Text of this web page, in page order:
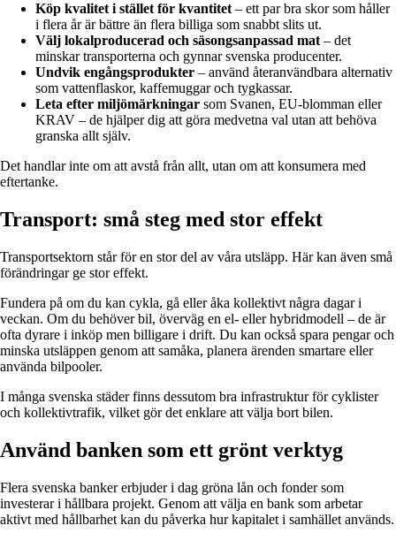
Köp kvalitet i stället för kvantitet – ett par bra skor som håller
i flera år är bättre än flera billiga som snabbt slits ut.
Välj lokalproducerad och säsongsanpassad mat – det
minskar transporterna och gynnar svenska producenter.
Undvik engångsprodukter – använd återanvändbara alternativ
som vattenflaskor, kaffemuggar och tygkassar.
Leta efter miljömärkningar som Svanen, EU-blomman eller
KRAV – de hjälper dig att göra medvetna val utan att behöva
granska allt själv.
Det handlar inte om att avstå från allt, utan om att konsumera med
eftertanke.
Transport: små steg med stor effekt
Transportsektorn står för en stor del av våra utsläpp. Här kan även små
förändringar ge stor effekt.
Fundera på om du kan cykla, gå eller åka kollektivt några dagar i
veckan. Om du behöver bil, överväg en el- eller hybridmodell – de är
ofta dyrare i inköp men billigare i drift. Du kan också spara pengar och
minska utsläppen genom att samåka, planera ärenden smartare eller
använda bilpooler.
I många svenska städer finns dessutom bra infrastruktur för cyklister
och kollektivtrafik, vilket gör det enklare att välja bort bilen.
Använd banken som ett grönt verktyg
Flera svenska banker erbjuder i dag gröna lån och fonder som
investerar i hållbara projekt. Genom att välja en bank som arbetar
aktivt med hållbarhet kan du påverka hur kapitalet i samhället används.